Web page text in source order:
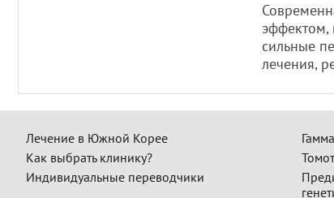
эффектом,
сильные
лечения,
Лечение в Южной Корее
Как выбрать клинику?
Индивидуальные переводчики